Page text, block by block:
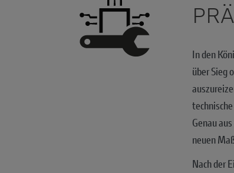
In den
über Sieg
Genau
neuen
Nach der